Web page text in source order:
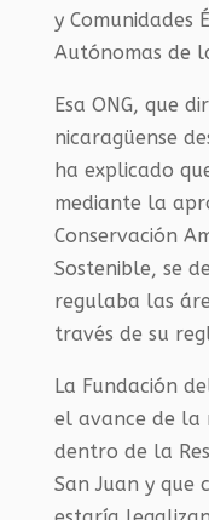
y Comunidades
Autónomas de
Esa ONG, que
nicaragüense
ha explicado
mediante la
Conservación
Sostenible, se
regulaba las
través de su
La Fundación
el avance de la
dentro de la
San Juan y que